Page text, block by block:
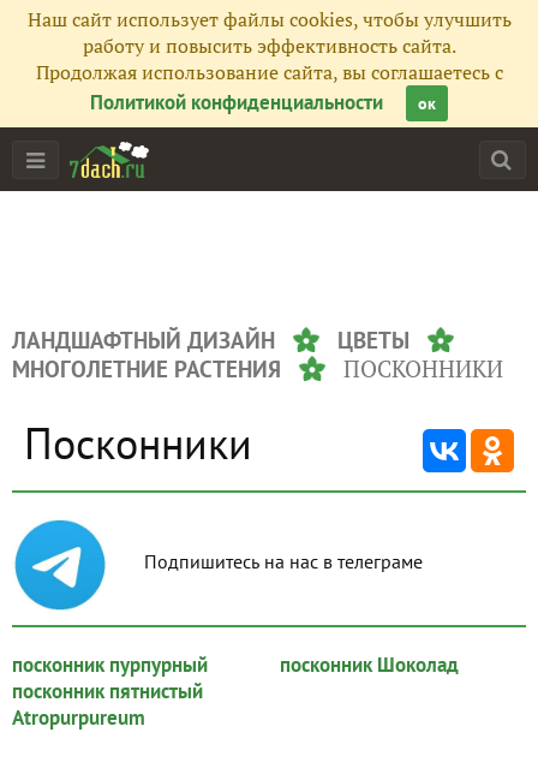
Наш сайт использует файлы cookies, чтобы улучшить
работу и повысить эффективность сайта.
Продолжая использование сайта, вы соглашаетесь с
Политикой конфиденциальности
ок
ЛАНДШАФТНЫЙ ДИЗАЙН
ЦВЕТЫ
МНОГОЛЕТНИЕ РАСТЕНИЯ
ПОСКОННИКИ
Посконники
Подпишитесь на нас в телеграме
посконник пурпурный
посконник пятнистый
Atropurpureum
посконник Шоколад